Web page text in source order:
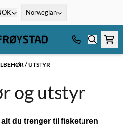
Norwegian
/ UTSTYR
og utstyr
du trenger til fisketuren